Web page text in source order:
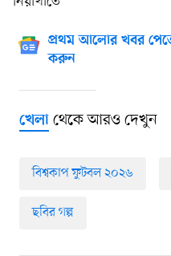
প্রথম আলোর খবর
করুন
খেলাথেকে আরও দেখুন
বিশ্বকাপ ফুটবল ২০২৬
ছবির গল্প